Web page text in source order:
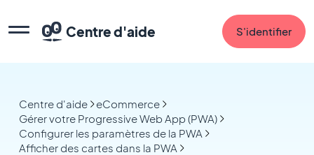
Centre d'aide S'identifier
Centre d'aide
eCommerce
Gérer votre Progressive Web App (PWA)
Configurer les paramètres de la PWA
Afficher des cartes dans la PWA